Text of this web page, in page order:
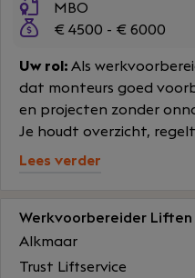
MBO
€ 4500 - € 6000
Uw rol: Als
dat monteurs goed
en projecten zonder
Je houdt overzicht,
Lees verder
Werkvoorbereider Liften
Alkmaar
Trust Liftservice